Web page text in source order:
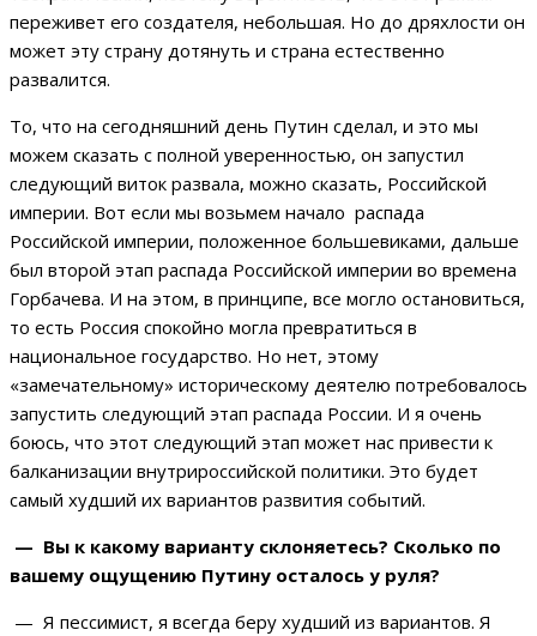
переживет его создателя, небольшая. Но до дряхлости он
может эту страну дотянуть и страна естественно
развалится.
То, что на сегодняшний день Путин сделал, и это мы
можем сказать с полной уверенностью, он запустил
следующий виток развала, можно сказать, Российской
империи. Вот если мы возьмем начало распада
Российской империи, положенное большевиками, дальше
был второй этап распада Российской империи во времена
Горбачева. И на этом, в принципе, все могло остановиться,
то есть Россия спокойно могла превратиться в
национальное государство. Но нет, этому
«замечательному» историческому деятелю потребовалось
запустить следующий этап распада России. И я очень
боюсь, что этот следующий этап может нас привести к
балканизации внутрироссийской политики. Это будет
самый худший их вариантов развития событий.
— Вы к какому варианту склоняетесь? Сколько по
вашему ощущению Путину осталось у руля?
— Я пессимист, я всегда беру худший из вариантов. Я